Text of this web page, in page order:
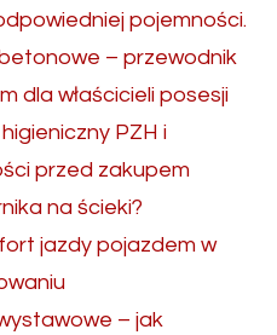
pojemności.
– przewodnik
dla właścicieli posesji
PZH i
przed zakupem
na ścieki?
jazdy pojazdem w
– jak